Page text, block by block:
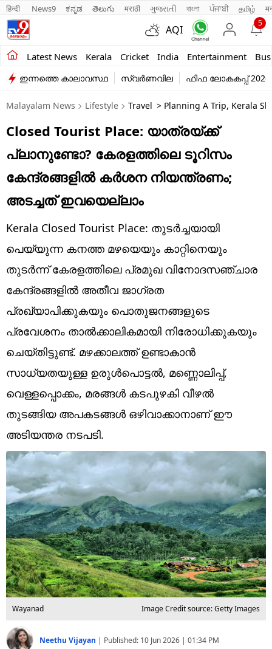
हिन्दी News9 ಕನ್ನಡ తెలుగు मराठी ગુજરાતી বাংলা ਪੰਜਾਬੀ தமிழ்
AQI
5
Latest News Kerala Cricket India Entertainment
Kerala
India
Entertainment
Business
Education
Lifestyle
world
Technology
Religion
Web Story
Photo
Short Videos
ഇന്നത്തെ കാലാവസ്ഥ സ്വർണവില ഫിഫ ലോകകപ്പ് 2026
Malayalam News Lifestyle Travel > Planning A Trip, Kerala
Closed Tourist Place: യാത്രയ്ക്ക്
പ്ലാനുണ്ടോ? കേരളത്തിലെ ടൂറിസം
കേന്ദ്രങ്ങളിൽ കർശന നിയന്ത്രണം;
അടച്ചത് ഇവയെല്ലാം
Kerala Closed Tourist Place: തുടർച്ചയായി
പെയ്യുന്ന കനത്ത മഴയെയും കാറ്റിനെയും
തുടർന്ന് കേരളത്തിലെ പ്രമുഖ വിനോദസഞ്ചാര
കേന്ദ്രങ്ങളിൽ അതീവ ജാഗ്രത
പ്രഖ്യാപിക്കുകയും പൊതുജനങ്ങളുടെ
പ്രവേശനം താൽക്കാലികമായി നിരോധിക്കുകയും
ചെയ്തിട്ടുണ്ട്. മഴക്കാലത്ത് ഉണ്ടാകാൻ
സാധ്യതയുള്ള ഉരുൾപൊട്ടൽ, മണ്ണൊലിപ്പ്,
വെള്ളപ്പൊക്കം, മരങ്ങൾ കടപുഴകി വീഴൽ
തുടങ്ങിയ അപകടങ്ങൾ ഒഴിവാക്കാനാണ് ഈ
അടിയന്തര നടപടി.
Wayanad Image Credit source: Getty Images
Neethu Vijayan | Published: 10 Jun 2026 | 01:34 PM